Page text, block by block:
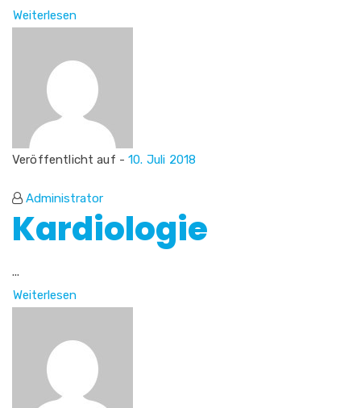
Weiterlesen
Veröffentlicht auf -10. Juli 2018
Administrator
Kardiologie
...
Weiterlesen